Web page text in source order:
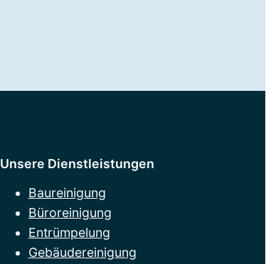
Unsere Dienstleistungen
Baureinigung
Büroreinigung
Entrümpelung
Gebäudereinigung